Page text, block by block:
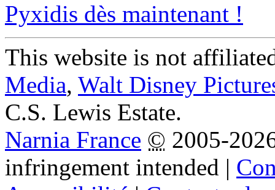
Pyxidis dès maintenant !
This website is not
Media, Walt Disney
C.S. Lewis Estate.
Narnia France © 2005-
infringement intended |